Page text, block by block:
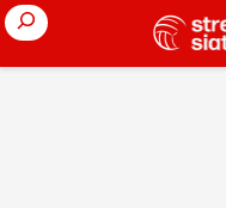
Search